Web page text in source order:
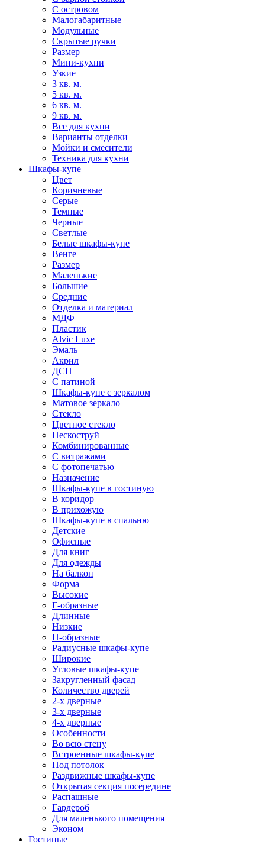
С островом
Малогабаритные
Модульные
Скрытые ручки
Размер
Мини-кухни
Узкие
3 кв. м.
5 кв. м.
6 кв. м.
9 кв. м.
Все для кухни
Варианты отделки
Мойки и смесители
Техника для кухни
Шкафы-купе
Цвет
Коричневые
Серые
Темные
Черные
Светлые
Белые шкафы-купе
Венге
Размер
Маленькие
Большие
Средние
Отделка и материал
МДФ
Пластик
Alvic Luxe
Эмаль
Акрил
ДСП
С патиной
Шкафы-купе с зеркалом
Матовое зеркало
Стекло
Цветное стекло
Пескоструй
Комбинированные
С витражами
С фотопечатью
Назначение
Шкафы-купе в гостиную
В коридор
В прихожую
Шкафы-купе в спальню
Детские
Офисные
Для книг
Для одежды
На балкон
Форма
Высокие
Г-образные
Длинные
Низкие
П-образные
Радиусные шкафы-купе
Широкие
Угловые шкафы-купе
Закругленный фасад
Количество дверей
2-х дверные
3-х дверные
4-х дверные
Особенности
Во всю стену
Встроенные шкафы-купе
Под потолок
Раздвижные шкафы-купе
Открытая секция посередине
Распашные
Гардероб
Для маленького помещения
Эконом
Гостиные